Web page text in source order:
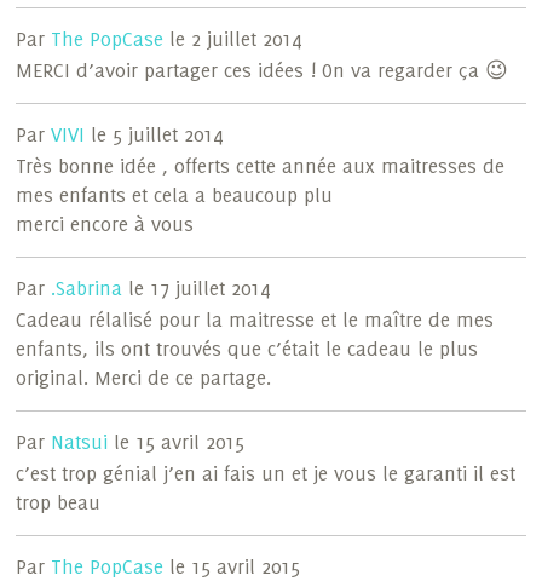
Par The PopCase le 2 juillet 2014
MERCI d’avoir partager ces idées ! On va regarder ça 😉
ParVIVI le 5 juillet 2014
Très bonne idée , offerts cette année aux maitresses de
mes enfants et cela a beaucoup plu
merci encore à vous
Par .Sabrina le 17 juillet 2014
Cadeau rélalisé pour la maitresse et le maître de mes
enfants, ils ont trouvés que c’était le cadeau le plus
original. Merci de ce partage.
Par Natsui le 15 avril 2015
c’est trop génial j’en ai fais un et je vous le garanti il est
trop beau
Par The PopCase le 15 avril 2015